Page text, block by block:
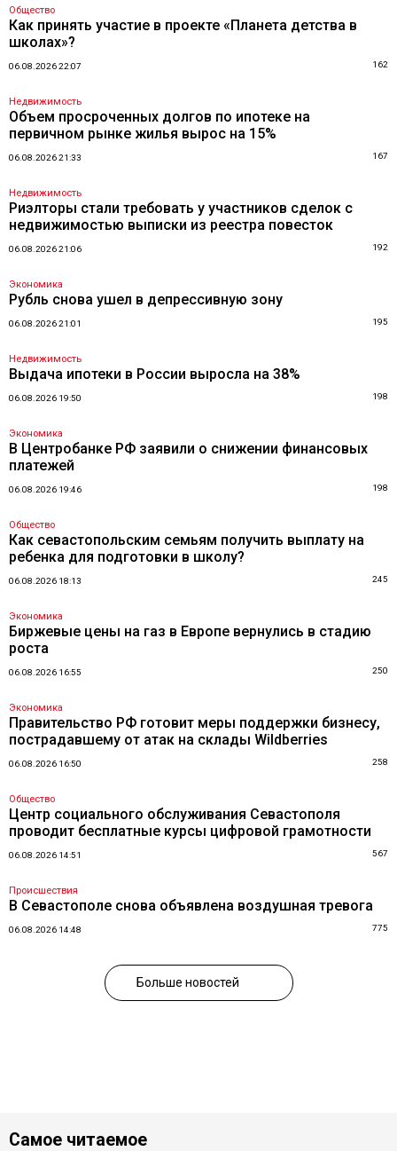
Общество
Как принять участие в проекте «Планета детства в
школах»?
06.08.2026 22:07 162
Недвижимость
Объем просроченных долгов по ипотеке на
первичном рынке жилья вырос на 15%
06.08.2026 21:33 167
Недвижимость
Риэлторы стали требовать у участников сделок с
недвижимостью выписки из реестра повесток
06.08.2026 21:06 192
Экономика
Рубль снова ушел в депрессивную зону
06.08.2026 21:01 195
Недвижимость
Выдача ипотеки в России выросла на 38%
06.08.2026 19:50 198
Экономика
В Центробанке РФ заявили о снижении финансовых
платежей
06.08.2026 19:46 198
Общество
Как севастопольским семьям получить выплату на
ребенка для подготовки в школу?
06.08.2026 18:13 245
Экономика
Биржевые цены на газ в Европе вернулись в стадию
роста
06.08.2026 16:55 250
Экономика
Правительство РФ готовит меры поддержки бизнесу,
пострадавшему от атак на склады Wildberries
06.08.2026 16:50 258
Общество
Центр социального обслуживания Севастополя
проводит бесплатные курсы цифровой грамотности
06.08.2026 14:51 567
Происшествия
В Севастополе снова объявлена воздушная тревога
06.08.2026 14:48 775
Больше новостей
Самое читаемое